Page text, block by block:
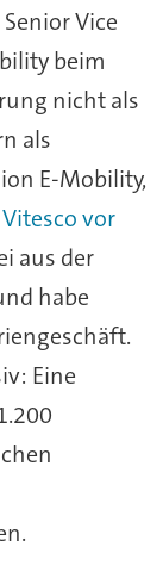
Vice
beim
nicht als
als
E-Mobility,
vor
aus der
habe
Eine